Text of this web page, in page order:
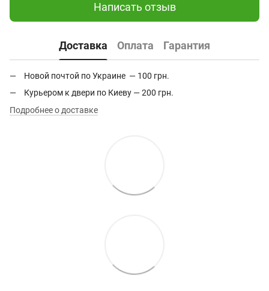
Написать отзыв
Доставка Оплата Гарантия
Новой почтой по Украине — 100 грн.
Курьером к двери по Киеву — 200 грн.
Подробнее о доставке